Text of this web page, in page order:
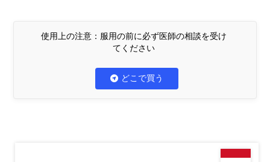
使用上の注意：服用の前に必ず医師の相談を受け
てください
どこで買う